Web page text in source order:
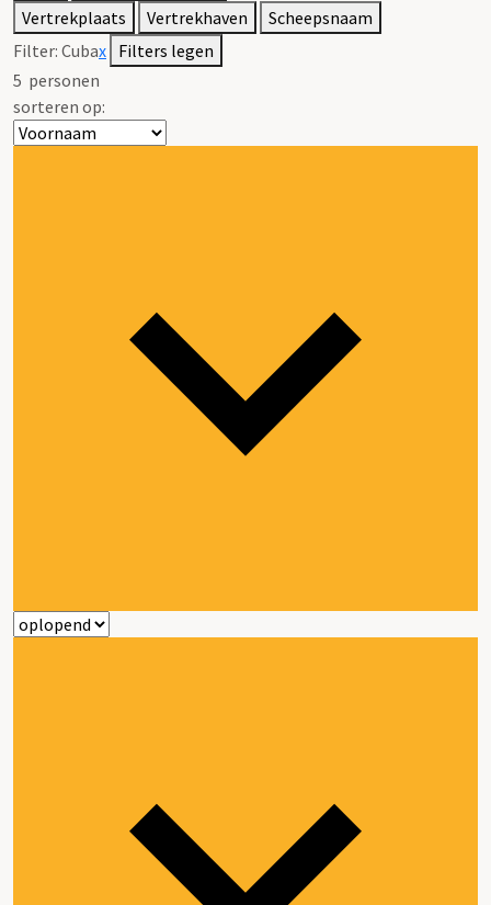
Vertrekplaats
Vertrekhaven
Scheepsnaam
Filter: Cubax Filters legen
5 personen
sorteren op: